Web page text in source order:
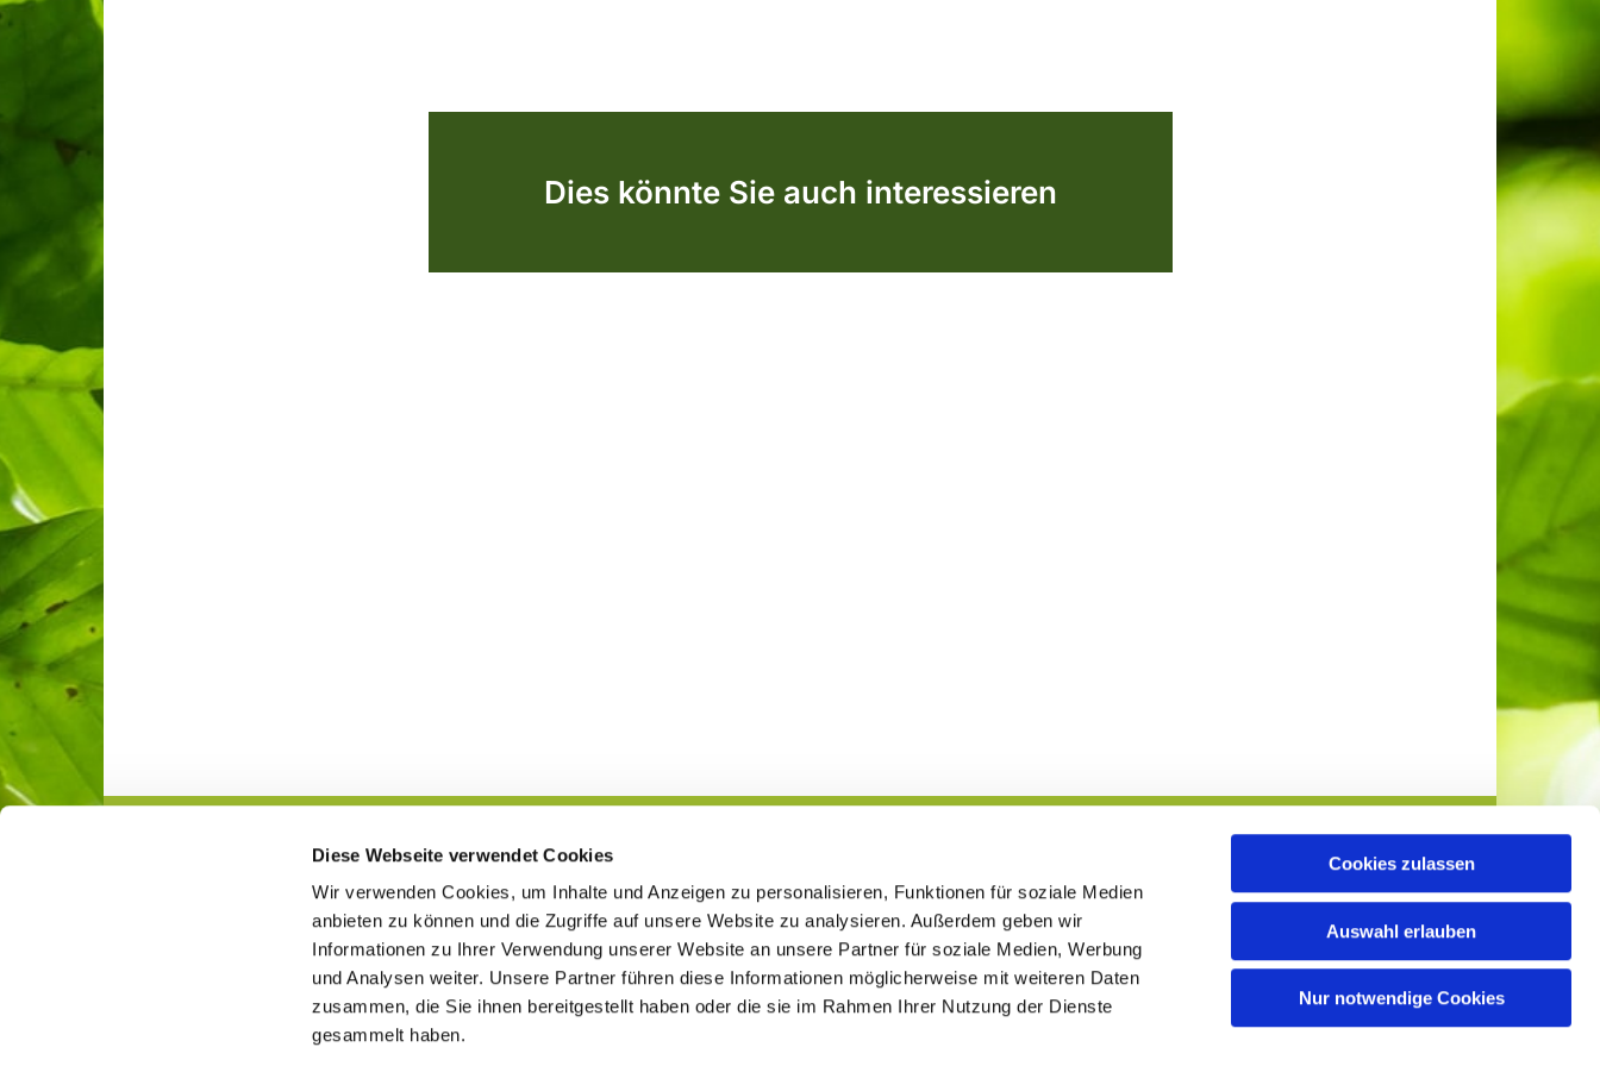
Diese Webseite verwendet Cookies
Wir verwenden Cookies, um Inhalte und Anzeigen zu personalisieren, Funktionen für soziale Medien
anbieten zu können und die Zugriffe auf unsere Website zu analysieren. Außerdem geben wir
Informationen zu Ihrer Verwendung unserer Website an unsere Partner für soziale Medien, Werbung
und Analysen weiter. Unsere Partner führen diese Informationen möglicherweise mit weiteren Daten
zusammen, die Sie ihnen bereitgestellt haben oder die sie im Rahmen Ihrer Nutzung der Dienste
gesammelt haben.
Cookies zulassen
Auswahl erlauben
Nur notwendige Cookies
Dies könnte Sie auch interessieren
Jugend Blog
Ev. Kirchengemeinde Lockhausen-Ahmsen · Leopoldshöher Str. 5, 32107 Bad SalzuflenTel. 05222-7720info@evangelisch-lockhausen-ahmsen.de
Kontaktinformationen